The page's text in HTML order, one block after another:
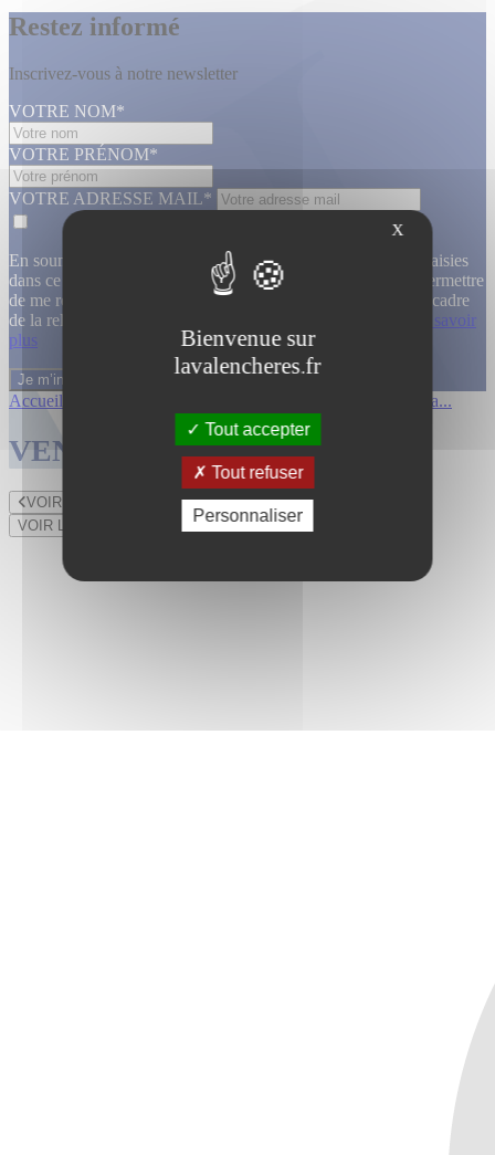
Restez informé
Inscrivez-vous à notre newsletter
VOTRE NOM*
VOTRE PRÉNOM*
VOTRE ADRESSE MAIL*
En soumettant ce formulaire, j’accepte que les informations saisies
dans ce formulaire soient utilisées, exploitées, traitées pour permettre
de me recontacter, pour m’envoyer des informations, dans le cadre
de la relation commerciale qui découle de cette demande.
En savoir
plus
Accueil Affiches cinema...
VENTES TERMINÉES
VOIR LE LOT PRÉCÉDENT
VOIR LE LOT SUIVANT
X
Bienvenue sur
lavalencheres.fr
Tout accepter
Tout refuser
Personnaliser